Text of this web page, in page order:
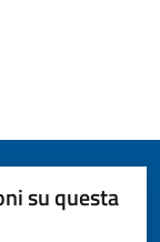
su questa